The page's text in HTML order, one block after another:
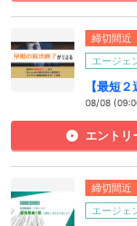
締切間近
エージェ
【最短
08/08
エントリ
締切間近
エージェ